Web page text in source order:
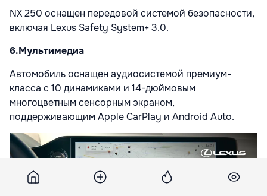
NX 250 оснащен передовой системой безопасности,
включая Lexus Safety System+ 3.0.
6.Мультимедиа
Автомобиль оснащен аудиосистемой премиум-
класса с 10 динамиками и 14-дюймовым
многоцветным сенсорным экраном,
поддерживающим Apple CarPlay и Android Auto.